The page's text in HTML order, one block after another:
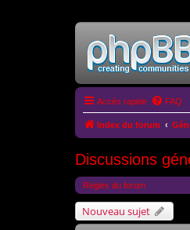
Accès rapide FAQ
Index du forum
Discussions
Règles du forum
Nouveau sujet